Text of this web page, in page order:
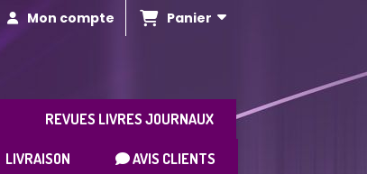
Mon compte Panier
REVUES LIVRES JOURNAUX
LIVRAISON AVIS CLIENTS